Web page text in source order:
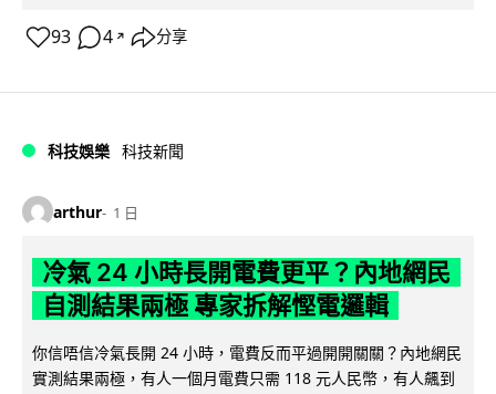
93 4 ↗ 分享
科技娛樂 科技新聞
arthur 1 日
冷氣 24 小時長開電費更平？內地網民
自測結果兩極 專家拆解慳電邏輯
你信唔信冷氣長開 24 小時，電費反而平過開開關關？內地網民
實測結果兩極，有人一個月電費只需 118 元人民幣，有人飆到